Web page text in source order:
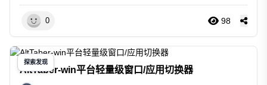
0 98
探索发现
AltTaber-win平台轻量级窗口/应用切换器